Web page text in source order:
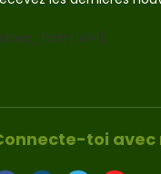
id=1]
toi avec